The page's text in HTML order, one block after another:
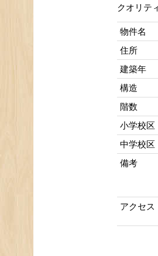
クオリテ
物件名
住所
建築年
構造
階数
小学校区
中学校区
備考
アクセス